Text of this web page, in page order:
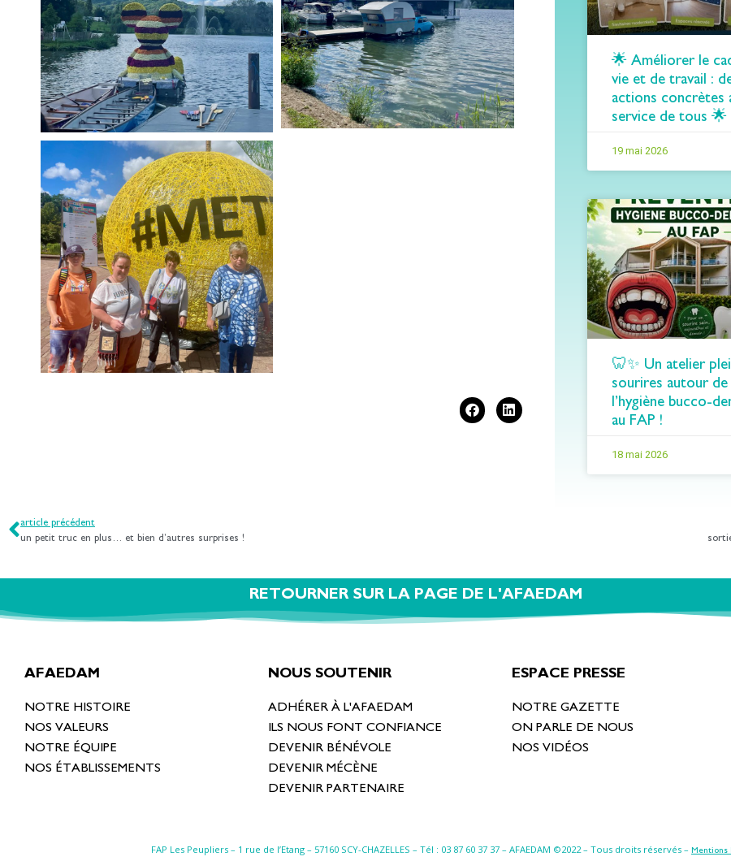
🌟 Améliorer le
vie et de travail :
actions concrètes
service de tous 🌟
19 mai 2026
🦷✨ Un atelier
sourires autour de
l’hygiène bucco-
au FAP !
18 mai 2026
article précédent
un petit truc en plus… et bien d’autres surprises !
RETOURNER SUR LA PAGE DE L'AFAEDAM
AFAEDAM
NOTRE HISTOIRE
NOS VALEURS
NOTRE ÉQUIPE
NOS ÉTABLISSEMENTS
NOUS SOUTENIR
ADHÉRER À L'AFAEDAM
ILS NOUS FONT CONFIANCE
DEVENIR BÉNÉVOLE
DEVENIR MÉCÈNE
DEVENIR PARTENAIRE
ESPACE PRESSE
NOTRE GAZETTE
ON PARLE DE NOUS
NOS VIDÉOS
FAP Les Peupliers – 1 rue de l’Etang – 57160 SCY-CHAZELLES – Tél : 03 87 60 37 37 – AFAEDAM ©2022 – Tous droits réservés – Mentions